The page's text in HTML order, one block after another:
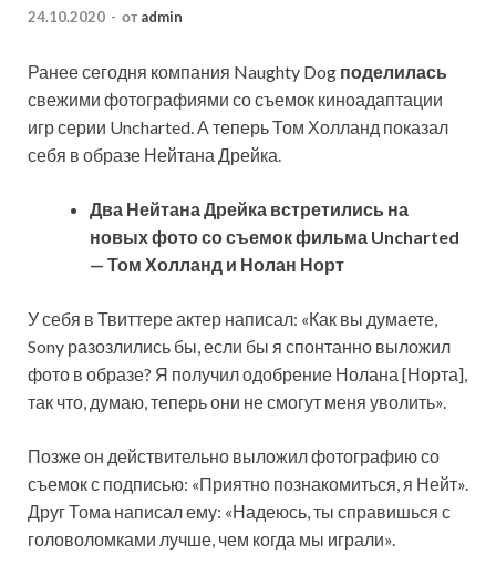
24.10.2020 - от admin
Ранее сегодня компания Naughty Dog поделилась
свежими фотографиями со съемок киноадаптации
игр серии Uncharted. А теперь Том Холланд показал
себя в образе Нейтана Дрейка.
Два Нейтана Дрейка встретились на
новых фото со съемок фильма Uncharted
— Том Холланд и Нолан Норт
У себя в Твиттере актер написал: «Как вы думаете,
Sony разозлились бы, если бы я спонтанно выложил
фото в образе? Я получил одобрение Нолана [Норта],
так что, думаю, теперь они не смогут меня уволить».
Позже он действительно выложил фотографию со
съемок с подписью: «Приятно познакомиться, я Нейт».
Друг Тома написал ему: «Надеюсь, ты справишься с
головоломками лучше, чем когда мы играли».